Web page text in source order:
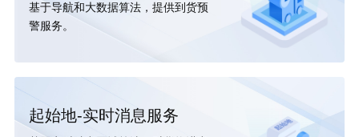
基于导航和大数据算法，提供到货预
警服务。
起始地-实时消息服务